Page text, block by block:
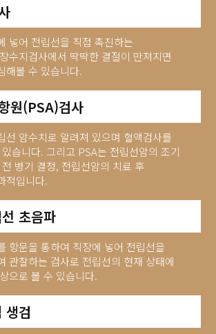
넣어 전립선을 직접 촉진하는
수지검사에서 딱딱한 결절이 만져지면
해볼 수 있습니다.
원(PSA)검사
선 암수치로 알려져 있으며 혈액검사를
습니다. 그리고 PSA는 전립선암의 조기
병기 결정, 전립선암의 치료 후
적입니다.
초음파
항문을 통하여 직장에 넣어 전립선을
관찰하는 검사로 전립선의 현재 상태에
으로 볼 수 있습니다.
생검